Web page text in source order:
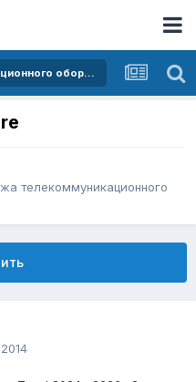
Покупка и продажа телекоммуникационного оборудования
телекоммуникационного